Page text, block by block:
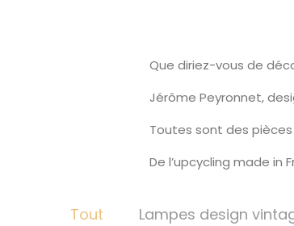
Que diriez-vous de
Jérôme Peyronnet,
Toutes sont des
De l’upcycling made in
Tout Lampes design